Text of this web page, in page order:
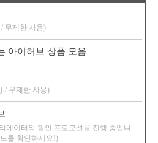
무제한 사용)
아이허브 상품 모음
/ 무제한 사용)
에이터와 할인 프로모션을 진행 중입니
를 확인하세요!)